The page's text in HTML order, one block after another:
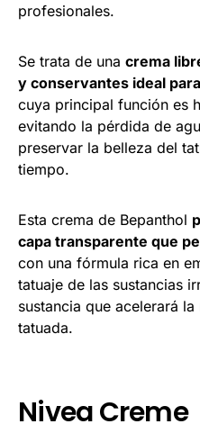
profesionales.
Se trata de una crema
y conservantes ideal
cuya principal función es
evitando la pérdida de
preservar la belleza del
tiempo.
Esta crema de Bepanthol
capa transparente que
con una fórmula rica en
tatuaje de las sustancias
sustancia que acelerará
tatuada.
Nivea Creme